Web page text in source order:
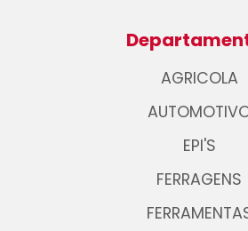
AGRICOLA
EPI'S
FERRAGENS